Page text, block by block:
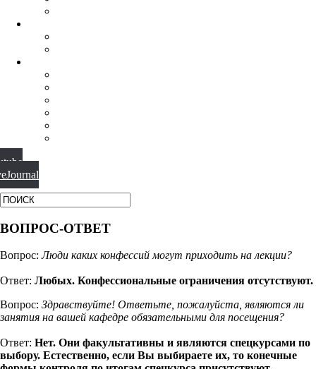
ВОПРОС-ОТВЕТ
Вопрос:Люди каких конфессий могут приходить на лекции?
Ответ: Любых. Конфессиональные ограничения отсутствуют.
Вопрос: Здравствуйте! Ответьте, пожалуйста, являются ли
занятия на вашей кафедре обязательными для посещения?
Ответ: Нет. Они факультативны и являются спецкурсами по
выбору. Естественно, если Вы выбираете их, то конечные